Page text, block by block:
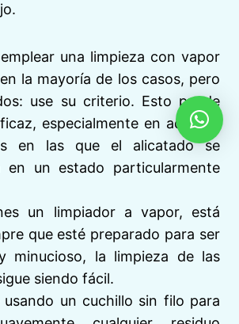
una limpieza con vapor
la mayoría de los casos, pero
use su criterio. Esto puede
especialmente en aquellas
en las que el alicatado se
en un estado particularmente
un limpiador a vapor, está
que esté preparado para ser
minucioso, la limpieza de las
siendo fácil.
usando un cuchillo sin filo para